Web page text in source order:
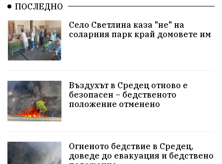
ПОСЛЕДНО
Село Светлина каза "не" на
соларния парк край домовете им
Въздухът в Средец отново е
безопасен – бедственото
положение отменено
Огненото бедствие в Средец,
доведе до евакуация и бедствено